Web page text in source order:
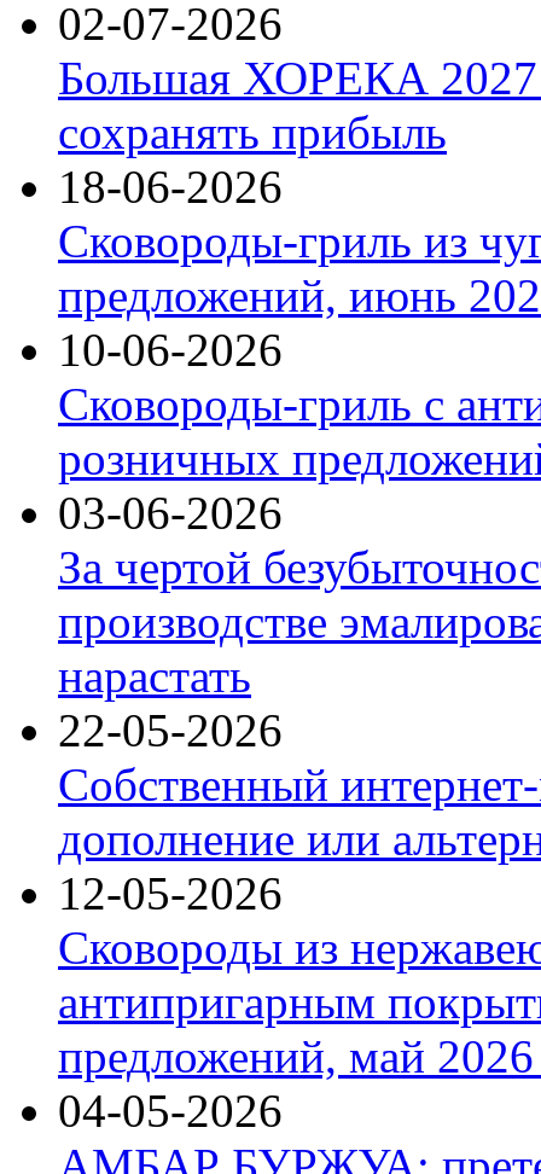
02-07-2026
Большая ХОРЕКА 2027:
сохранять прибыль
18-06-2026
Сковороды-гриль из
предложений, июнь
10-06-2026
Сковороды-гриль с
розничных
03-06-2026
За чертой
производстве
нарастать
22-05-2026
Собственный
дополнение или
12-05-2026
Сковороды из
антипригарным
предложений, май 2026
04-05-2026